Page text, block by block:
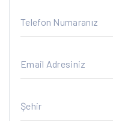
Telefon Numaranız
Email Adresiniz
Şehir